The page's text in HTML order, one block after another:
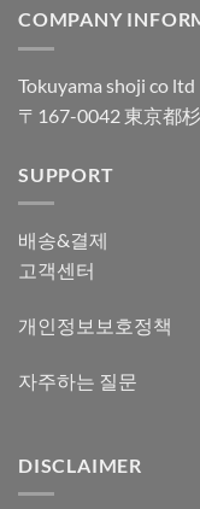
COMPANY
Tokuyama shoji co ltd
〒167-0042 東京都
SUPPORT
배송&결제
고객센터
개인정보보호정책
자주하는 질문
DISCLAIMER